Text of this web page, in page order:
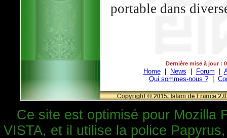
portable dans
Dernière mise à jour :
Home| News Forum
Qui sommes-nous ?
Ce site est optimisé pour Mozilla
VISTA, et il utilise la police